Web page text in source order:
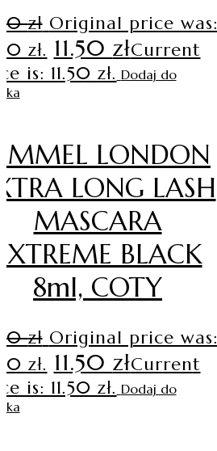
zł Original price was:
zł. 11.50 złCurrent
is: 11.50 zł. Dodaj do
LONDON
LONG LASH
MASCARA
BLACK
8ml, COTY
zł Original price was:
zł. 11.50 złCurrent
is: 11.50 zł. Dodaj do